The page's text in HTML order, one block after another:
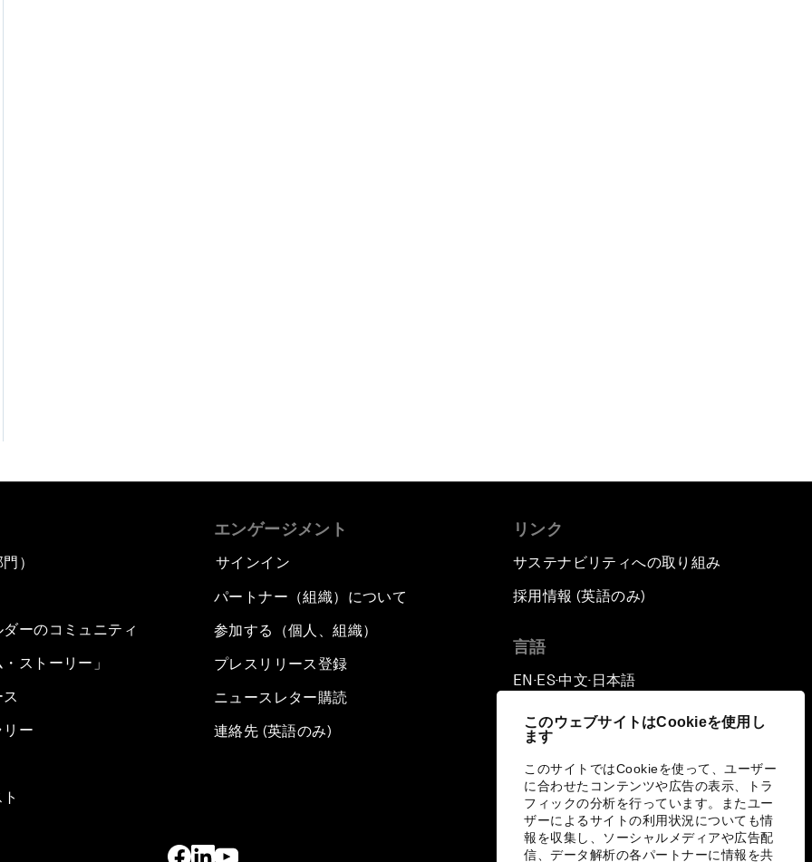
このウェブサイトはCookieを使用し
ます
このサイトではCookieを使って、ユーザー
に合わせたコンテンツや広告の表示、トラ
フィックの分析を行っています。またユー
ザーによるサイトの利用状況についても情
報を収集し、ソーシャルメディアや広告配
信、データ解析の各パートナーに情報を共
）
ーのコミュニティ
ストーリー」
ー
エンゲージメント
サインイン
パートナー（組織）について
参加する（個人、組織）
プレスリリース登録
ニュースレター購読
連絡先 (英語のみ)
リンク
サステナビリティへの取り組み
採用情報 (英語のみ)
言語
EN ▪ ES▪中文▪ 日本語